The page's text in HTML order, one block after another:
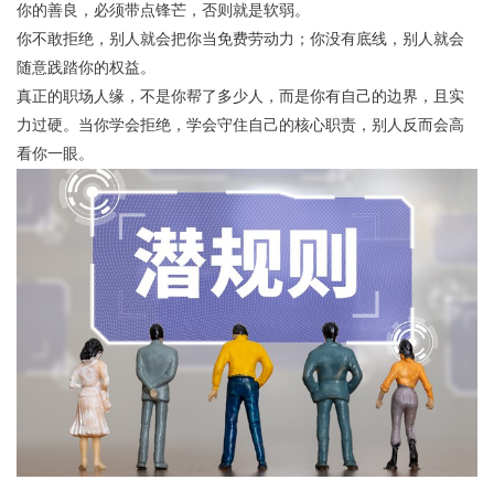
你的善良，必须带点锋芒，否则就是软弱。
你不敢拒绝，别人就会把你当免费劳动力；你没有底线，别人就会
随意践踏你的权益。
真正的职场人缘，不是你帮了多少人，而是你有自己的边界，且实
力过硬。当你学会拒绝，学会守住自己的核心职责，别人反而会高
看你一眼。